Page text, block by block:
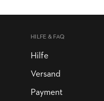
HILFE & FAQ
Hilfe
Versand
Payment